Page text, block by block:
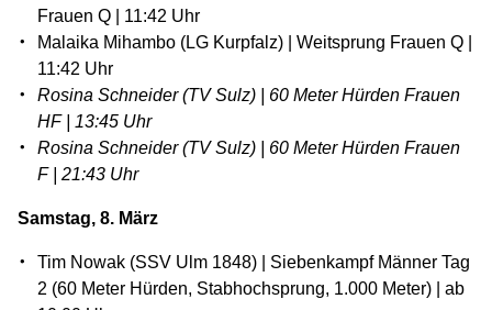
Frauen Q | 11:42 Uhr
Malaika Mihambo (LG Kurpfalz) | Weitsprung Frauen Q |
11:42 Uhr
Rosina Schneider (TV Sulz) | 60 Meter Hürden Frauen
HF | 13:45 Uhr
Rosina Schneider (TV Sulz) | 60 Meter Hürden Frauen
F | 21:43 Uhr
Samstag, 8. März
Tim Nowak (SSV Ulm 1848) | Siebenkampf Männer Tag
2 (60 Meter Hürden, Stabhochsprung, 1.000 Meter) | ab